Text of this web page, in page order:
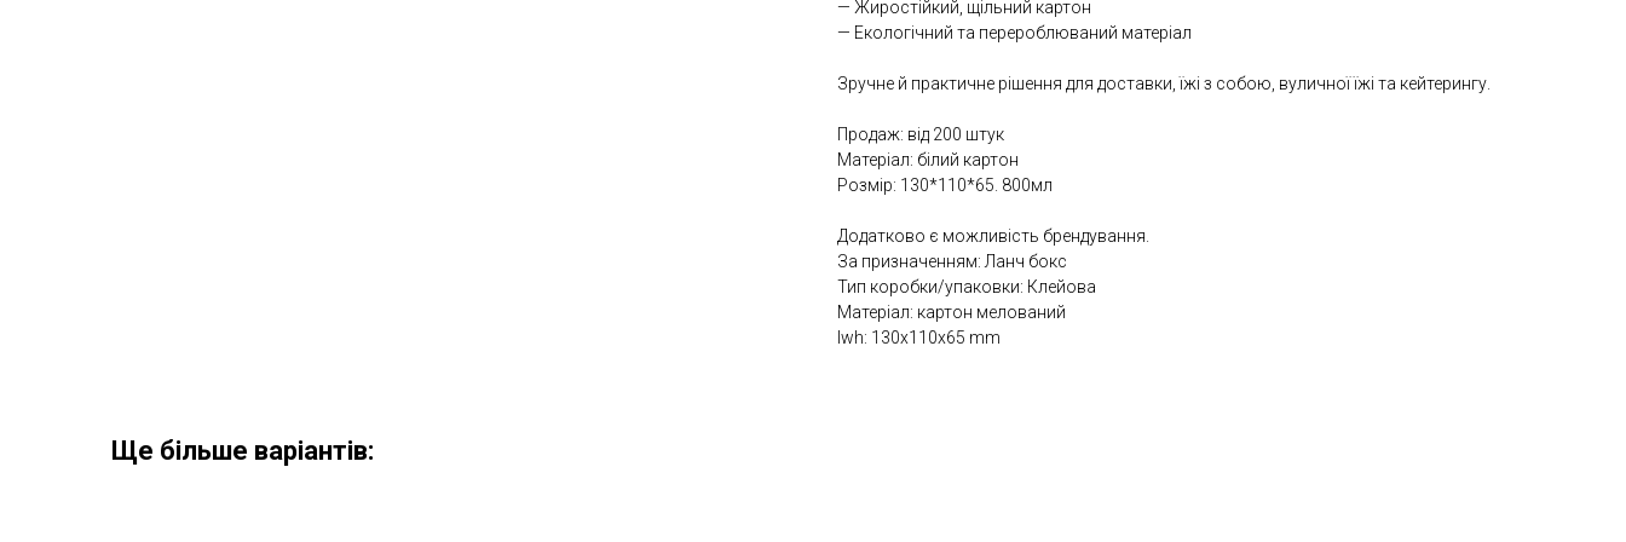
— Жиростійкий, щільний картон
— Екологічний та перероблюваний матеріал
Зручне й практичне рішення для доставки, їжі з собою, вуличної їжі та кейтерингу.
Продаж: від 200 штук
Матеріал: білий картон
Розмір: 130*110*65. 800мл
Додатково є можливість брендування.
За призначенням: Ланч бокс
Тип коробки/упаковки: Клейова
Матеріал: картон мелований
lwh: 130x110x65 mm
Ще більше варіантів: